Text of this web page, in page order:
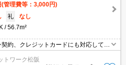
(管理費等：3,000円)
礼
なし
56.7m²
約、クレジットカードにも対応してお
すのでお気軽にお問い合わせ下さい！
トワーク松阪